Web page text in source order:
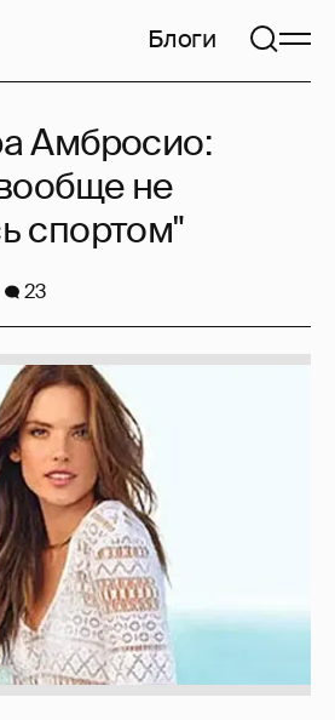
Блоги
Амбросио:
не
спортом"
23